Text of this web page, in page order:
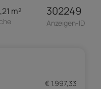
m² 302249
Anzeigen-ID
€ 1.997,33